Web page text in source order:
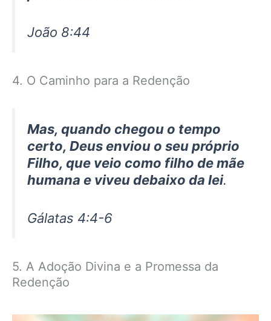
João 8:44
4. O Caminho para a Redenção
Mas, quando chegou o tempo
certo, Deus enviou o seu próprio
Filho, que veio como filho de mãe
humana e viveu debaixo da lei.
Gálatas 4:4-6
5. A Adoção Divina e a Promessa da
Redenção